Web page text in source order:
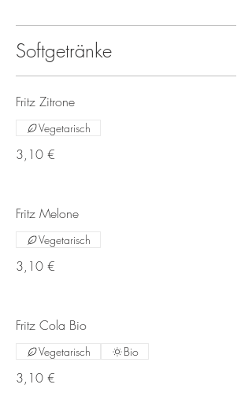
Softgetränke
Fritz Zitrone
3,10 €
Vegetarisch
Fritz Melone
3,10 €
Vegetarisch
Fritz Cola Bio
3,10 €
Vegetarisch Bio